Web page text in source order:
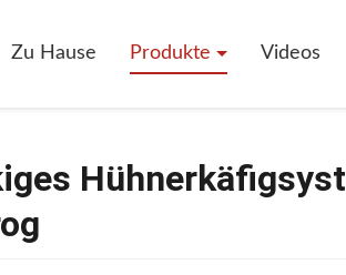
Zu Hause Produkte Videos